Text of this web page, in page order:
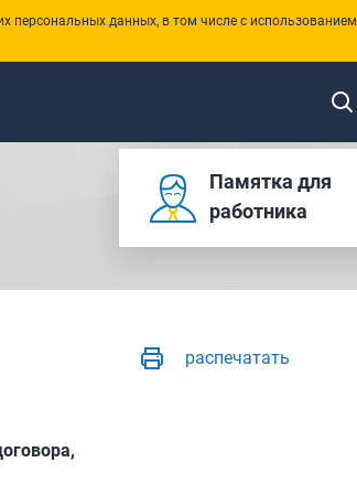
персональных данных, в том числе с использованием
Памятка для
работника
распечатать